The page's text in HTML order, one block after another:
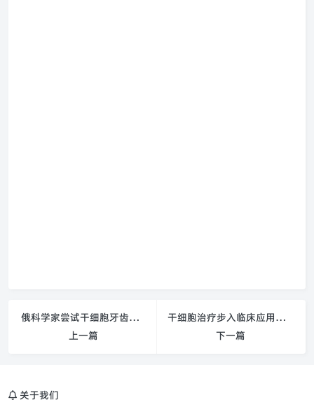
俄科学家尝试干细胞牙齿再生新方法
上一篇
干细胞治疗步入临床应用阶段
下一篇
关于我们